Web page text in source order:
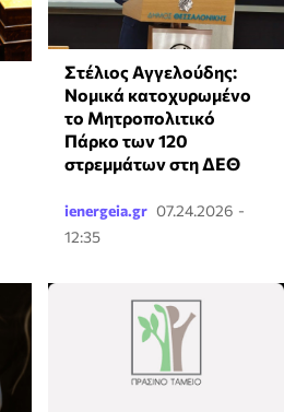
Στέλιος Αγγελούδης:
Νομικά κατοχυρωμένο
το Μητροπολιτικό
Πάρκο των 120
στρεμμάτων στη ΔΕΘ
ienergeia.gr 07.24.2026 -
12:35